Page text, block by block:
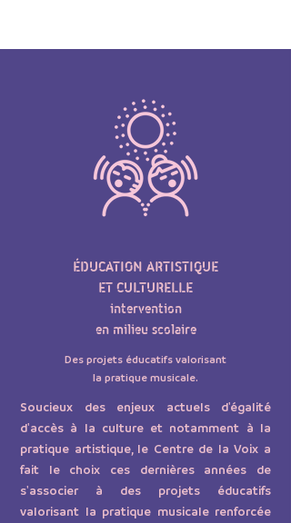
ÉDUCATION ARTISTIQUE
ET CULTURELLE
intervention
en milieu scolaire
Des projets éducatifs valorisant
la pratique musicale.
Soucieux des enjeux actuels d'égalité
d'accès à la culture et notamment à la
pratique artistique, le Centre de la Voix a
fait le choix ces dernières années de
s'associer à des projets éducatifs
valorisant la pratique musicale renforcée